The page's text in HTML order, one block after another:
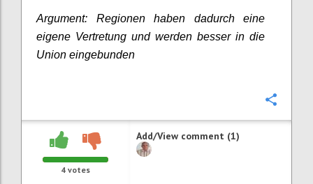
Argument: Regionen haben dadurch eine
eigene Vertretung und werden besser in die
Union eingebunden
4 votes
Add/View comment (1)